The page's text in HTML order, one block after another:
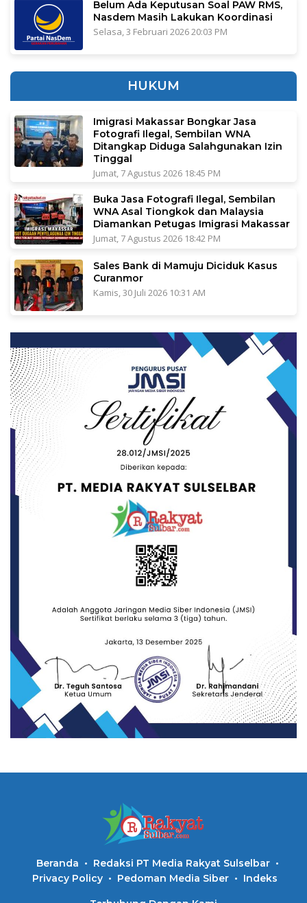
Belum Ada Keputusan Soal PAW RMS,
Nasdem Masih Lakukan Koordinasi
Selasa, 3 Februari 2026 20:03 PM
HUKUM
Imigrasi Makassar Bongkar Jasa
Fotografi Ilegal, Sembilan WNA
Ditangkap Diduga Salahgunakan Izin
Tinggal
Jumat, 7 Agustus 2026 18:45 PM
Buka Jasa Fotografi Ilegal, Sembilan
WNA Asal Tiongkok dan Malaysia
Diamankan Petugas Imigrasi Makassar
Jumat, 7 Agustus 2026 18:42 PM
Sales Bank di Mamuju Diciduk Kasus
Curanmor
Kamis, 30 Juli 2026 10:31 AM
Beranda
Redaksi PT Media Rakyat Sulselbar
Privacy Policy
Pedoman Media Siber Indeks